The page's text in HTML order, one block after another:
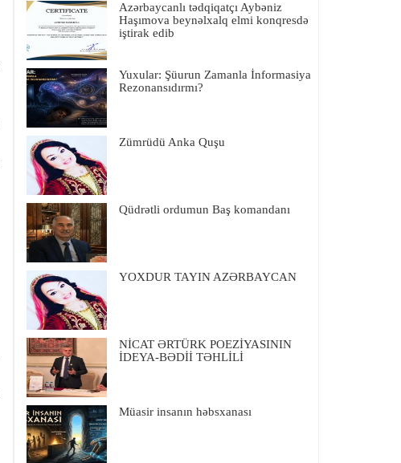
Azərbaycanlı tədqiqatçı Aybəniz
Haşımova beynəlxalq elmi konqresdə
iştirak edib
Yuxular: Şüurun Zamanla İnformasiya
Rezonansıdırmı?
Zümrüdü Anka Quşu
Qüdrətli ordumun Baş komandanı
YOXDUR TAYIN AZƏRBAYCAN
NİCAT ƏRTÜRK POEZİYASININ
İDEYA-BƏDİİ TƏHLİLİ
Müasir insanın həbsxanası